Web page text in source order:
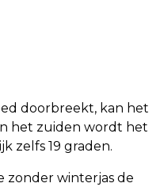
doorbreekt, kan het
het zuiden wordt het
zelfs 19 graden.
zonder winterjas de